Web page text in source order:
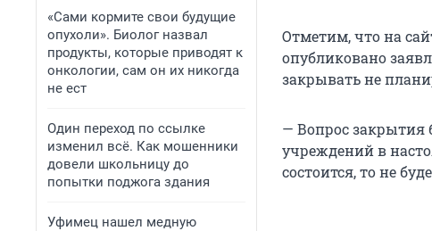
«Сами кормите свои будущие
опухоли». Биолог назвал
продукты, которые приводят к
онкологии, сам он их никогда
не ест
Один переход по ссылке
изменил всё. Как мошенники
довели школьницу до
попытки поджога здания
Уфимец нашел медную
Отметим, что на
опубликовано
закрывать не
— Вопрос закрытия
учреждений в
состоится, то не